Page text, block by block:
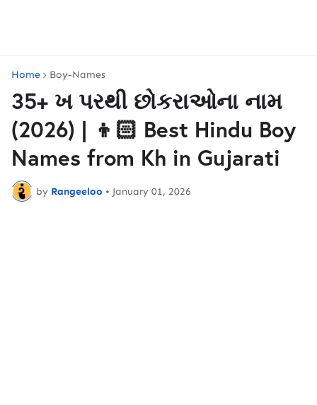
Home Boy-Names
35+ ખ પરથી છોકરાઓના નામ
(2026) | 👦🏻 Best Hindu Boy
Names from Kh in Gujarati
by Rangeeloo • January 01, 2026